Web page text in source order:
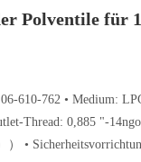
Polventile für
610-762 • Medium:
Thread: 0,885 "-
） •